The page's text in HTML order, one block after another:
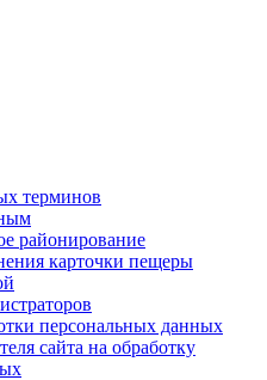
терминов
районирование
карточки пещеры
персональных данных
сайта на обработку